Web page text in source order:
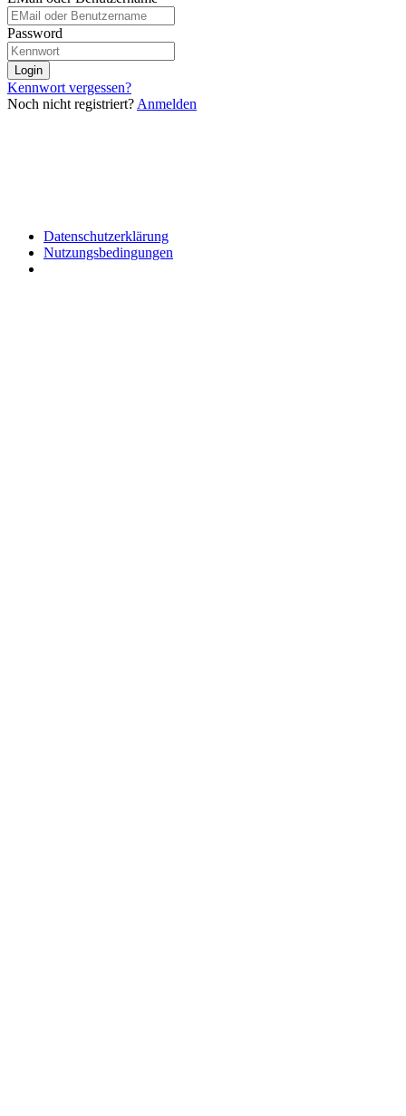
Password
Login
Kennwort vergessen?
Noch nicht registriert? Anmelden
Datenschutzerklärung
Nutzungsbedingungen